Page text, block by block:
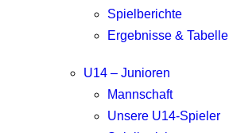
Spielberichte
Ergebnisse & Tabelle
U14 – Junioren
Mannschaft
Unsere U14-Spieler